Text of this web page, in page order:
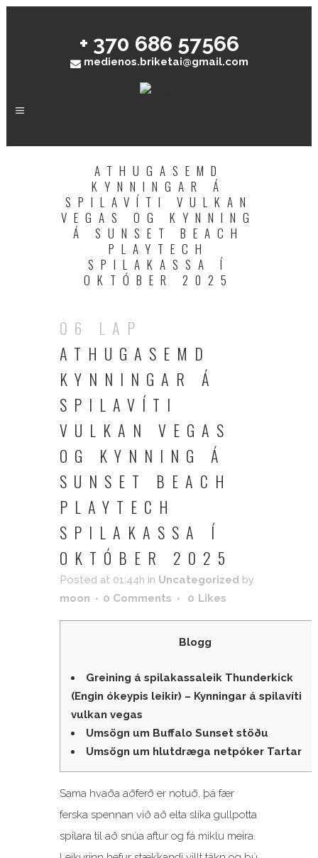
+ 370 686 57566
medienos.briketai@gmail.com
ATHUGASEMD
KYNNINGAR Á
SPILAVÍTI VULKAN
VEGAS OG KYNNING
Á SUNSET BEACH
PLAYTECH
SPILAKASSA Í
OKTÓBER 2025
06 LAP
ATHUGASEMD
KYNNINGAR Á
SPILAVÍTI
VULKAN VEGAS
OG KYNNING Á
SUNSET BEACH
PLAYTECH
SPILAKASSA Í
OKTÓBER 2025
Posted at 01:44h in Uncategorized by
moon
0 Comments 0 Likes
Blogg
Greining á spilakassaleik Thunderkick
(Engin ókeypis leikir) – Kynningar á spilavíti
vulkan vegas
Umsögn um Buffalo Sunset stöðu
Umsögn um hlutdræga netpóker Tartar
Sama hvaða aðferð er notuð, þá fær
ferska spennan við að elta slíka gullpotta
spilara til að snúa aftur og fá miklu meira.